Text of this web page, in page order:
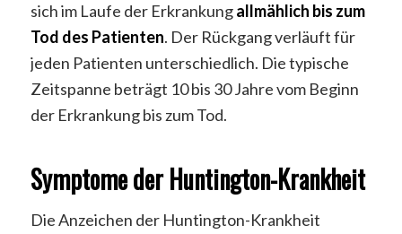
sich im Laufe der Erkrankungallmählich bis zum
Tod des Patienten. Der Rückgang verläuft für
jeden Patienten unterschiedlich. Die typische
Zeitspanne beträgt 10 bis 30 Jahre vom Beginn
der Erkrankung bis zum Tod.
Symptome der Huntington-Krankheit
Die Anzeichen der Huntington-Krankheit